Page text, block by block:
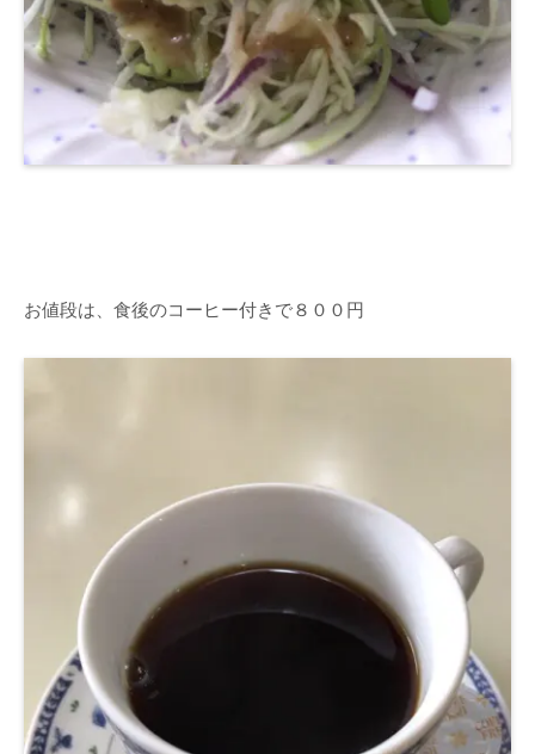
お値段は、食後のコーヒー付きで８００円